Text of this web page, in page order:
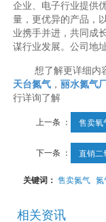
企业、电子行业提供
量，更优异的产品，
业携手并进，共同成
谋行业发展。公司地
想了解更详细内
天台氮气 ， 丽水氮气
行详询了解
上一条 ： 售卖氧
下一条 ： 直销二
关键词：售卖氮气 氮
相关资讯